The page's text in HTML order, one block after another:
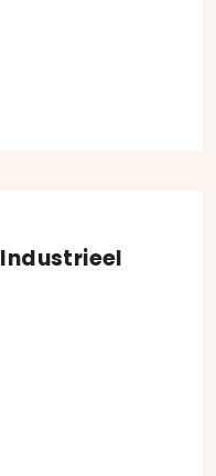
prijs was:
prijs is: €29,95.